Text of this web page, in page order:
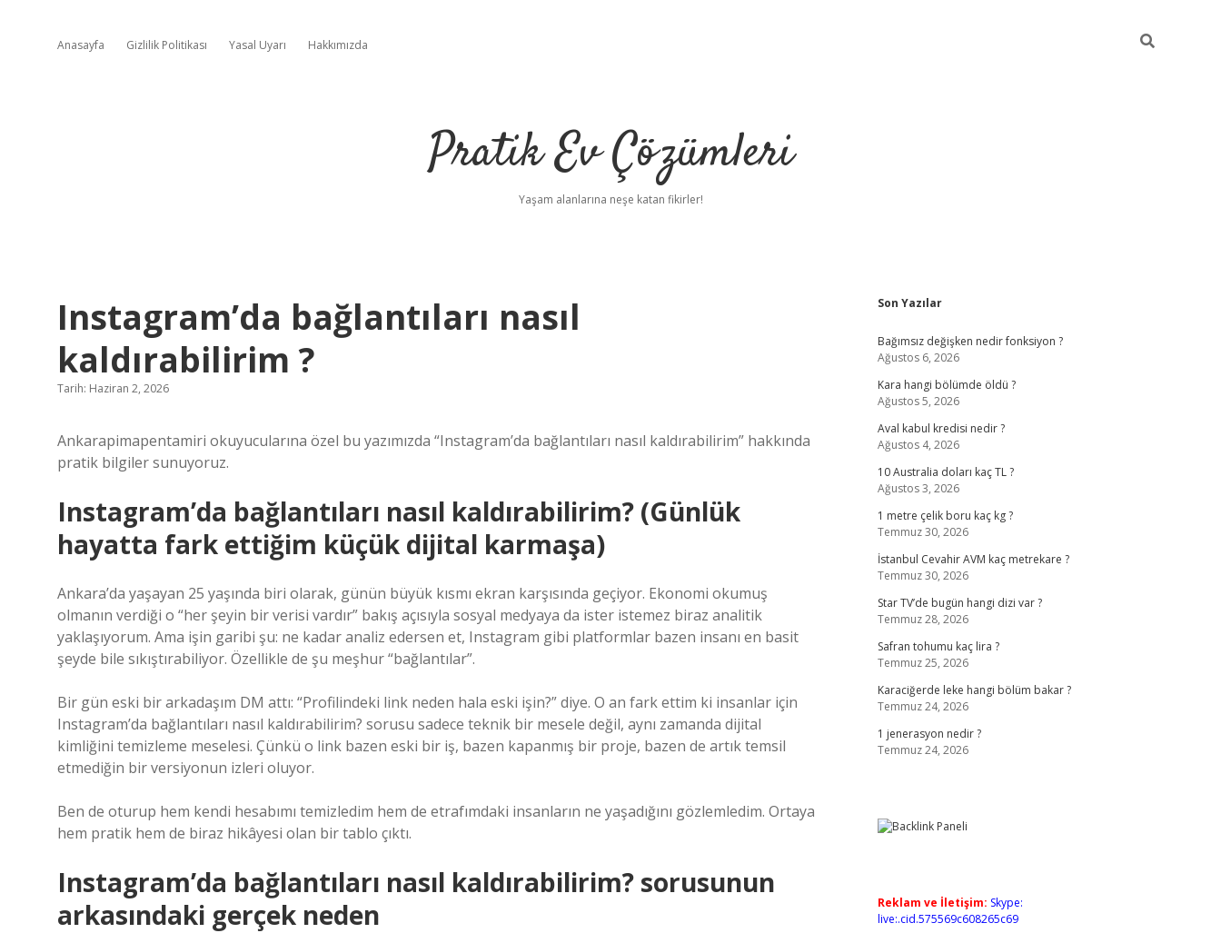
Anasayfa Gizlilik Politikası Yasal Uyarı Hakkımızda
Pratik Ev Çözümleri
Yaşam alanlarına neşe katan fikirler!
Instagram’da bağlantıları nasıl
kaldırabilirim ?
Tarih: Haziran 2, 2026
Ankarapimapentamiri okuyucularına özel bu yazımızda “Instagram’da bağlantıları nasıl kaldırabilirim” hakkında
pratik bilgiler sunuyoruz.
Instagram’da bağlantıları nasıl kaldırabilirim? (Günlük
hayatta fark ettiğim küçük dijital karmaşa)
Ankara’da yaşayan 25 yaşında biri olarak, günün büyük kısmı ekran karşısında geçiyor. Ekonomi okumuş
olmanın verdiği o “her şeyin bir verisi vardır” bakış açısıyla sosyal medyaya da ister istemez biraz analitik
yaklaşıyorum. Ama işin garibi şu: ne kadar analiz edersen et, Instagram gibi platformlar bazen insanı en basit
şeyde bile sıkıştırabiliyor. Özellikle de şu meşhur “bağlantılar”.
Bir gün eski bir arkadaşım DM attı: “Profilindeki link neden hala eski işin?” diye. O an fark ettim ki insanlar için
Instagram’da bağlantıları nasıl kaldırabilirim? sorusu sadece teknik bir mesele değil, aynı zamanda dijital
kimliğini temizleme meselesi. Çünkü o link bazen eski bir iş, bazen kapanmış bir proje, bazen de artık temsil
etmediğin bir versiyonun izleri oluyor.
Ben de oturup hem kendi hesabımı temizledim hem de etrafımdaki insanların ne yaşadığını gözlemledim. Ortaya
hem pratik hem de biraz hikâyesi olan bir tablo çıktı.
Instagram’da bağlantıları nasıl kaldırabilirim? sorusunun
arkasındaki gerçek neden
Sidebar
Son Yazılar
Bağımsız değişken nedir fonksiyon ?
Ağustos 6, 2026
Kara hangi bölümde öldü ?
Ağustos 5, 2026
Aval kabul kredisi nedir ?
Ağustos 4, 2026
10 Australia doları kaç TL ?
Ağustos 3, 2026
1 metre çelik boru kaç kg ?
Temmuz 30, 2026
İstanbul Cevahir AVM kaç metrekare ?
Temmuz 30, 2026
Star TV’de bugün hangi dizi var ?
Temmuz 28, 2026
Safran tohumu kaç lira ?
Temmuz 25, 2026
Karaciğerde leke hangi bölüm bakar ?
Temmuz 24, 2026
1 jenerasyon nedir ?
Temmuz 24, 2026
Reklam ve İletişim: Skype:
live:.cid.575569c608265c69
ilbet mobil giriş